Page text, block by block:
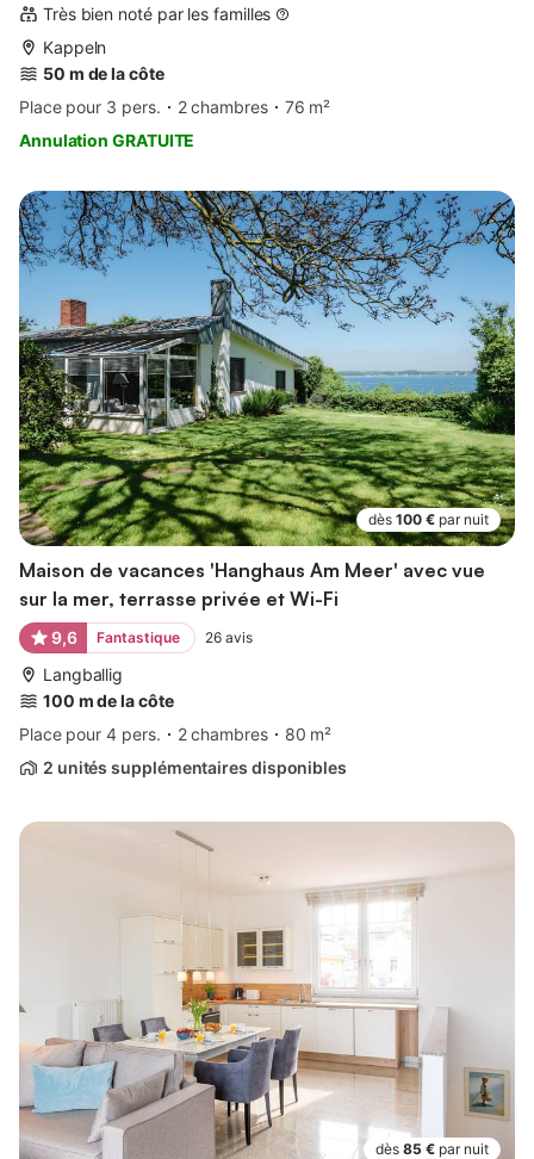
Très bien noté par les familles
Kappeln
50 m de la côte
Place pour 3 pers.
2 chambres
76 m²
Annulation GRATUITE
dès 100 € par nuit
Maison de vacances 'Hanghaus Am Meer' avec vue
sur la mer, terrasse privée et Wi-Fi
9,6 Fantastique 26 avis
Langballig
100 m de la côte
Place pour 4 pers.
2 chambres
80 m²
2 unités supplémentaires disponibles
dès 85 € par nuit